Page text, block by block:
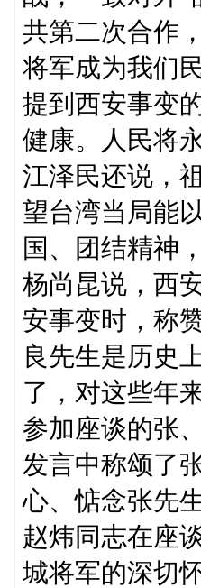
共第二次合作
将军成为我们
提到西安事变
健康。人民将
江泽民还说，
望台湾当局能
国、团结精神
杨尚昆说，西
安事变时，称
良先生是历史
了，对这些年
参加座谈的张
发言中称颂了
心、惦念张先
赵炜同志在座
城将军的深切怀